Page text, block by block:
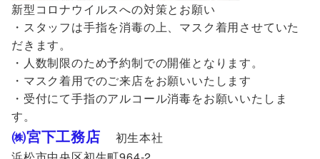
新型コロナウイルスへの対策とお願い
・スタッフは手指を消毒の上、マスク着用させていた
だきます。
・人数制限のため予約制での開催となります。
・マスク着用でのご来店をお願いいたします
・受付にて手指のアルコール消毒をお願いいたしま
す。
㈱宮下工務店
初生本社